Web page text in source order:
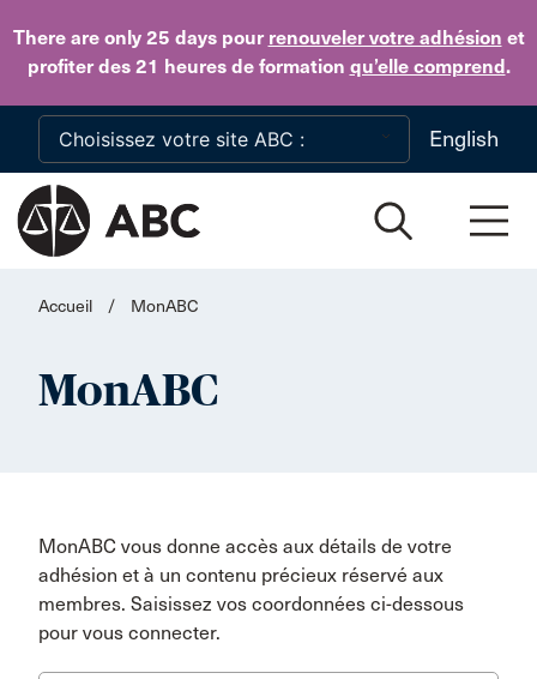
There are only 25 dayspour renouveler votre adhésion et
profiter des 21 heures de formation qu’elle comprend.
Skip to main content
English
Accueil / MonABC
MonABC
MonABC vous donne accès aux détails de votre
adhésion et à un contenu précieux réservé aux
membres. Saisissez vos coordonnées ci-dessous
pour vous connecter.